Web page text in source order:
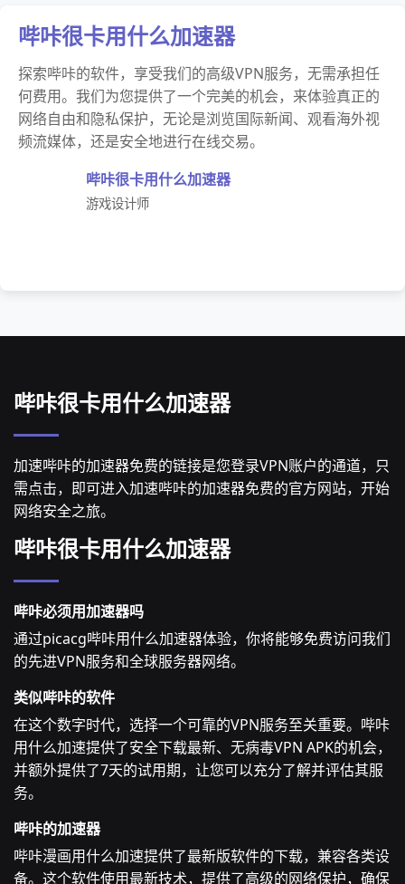
哔咔很卡用什么加速器
探索哔咔的软件，享受我们的高级VPN服务，无需承担任
何费用。我们为您提供了一个完美的机会，来体验真正的
网络自由和隐私保护，无论是浏览国际新闻、观看海外视
频流媒体，还是安全地进行在线交易。
哔咔很卡用什么加速器
游戏设计师
哔咔很卡用什么加速器
加速哔咔的加速器免费的链接是您登录VPN账户的通道，只
需点击，即可进入加速哔咔的加速器免费的官方网站，开始
网络安全之旅。
哔咔很卡用什么加速器
哔咔必须用加速器吗
通过picacg哔咔用什么加速器体验，你将能够免费访问我们
的先进VPN服务和全球服务器网络。
类似哔咔的软件
在这个数字时代，选择一个可靠的VPN服务至关重要。哔咔
用什么加速提供了安全下载最新、无病毒VPN APK的机会，
并额外提供了7天的试用期，让您可以充分了解并评估其服
务。
哔咔的加速器
哔咔漫画用什么加速提供了最新版软件的下载，兼容各类设
备。这个软件使用最新技术，提供了高级的网络保护，确保